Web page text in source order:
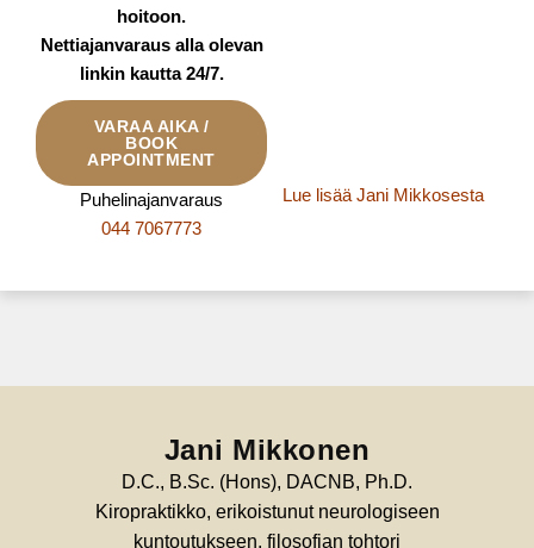
hoitoon.
Nettiajanvaraus alla olevan
linkin kautta 24/7.
VARAA AIKA /
BOOK
APPOINTMENT
Puhelinajanvaraus
044 7067773
Lue lisää Jani Mikkosesta
Jani Mikkonen
D.C., B.Sc. (Hons), DACNB, Ph.D.
Kiropraktikko, erikoistunut neurologiseen
kuntoutukseen, filosofian tohtori